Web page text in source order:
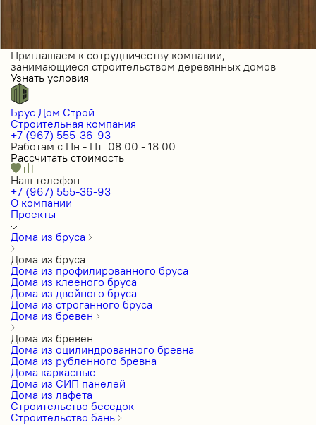
Приглашаем к сотрудничеству компании,
занимающиеся строительством деревянных домов
Узнать условия
Брус Дом Строй
Строительная компания
+7 (967) 555-36-93
Работам с Пн - Пт: 08:00 - 18:00
Рассчитать стоимость
Наш телефон
+7 (967) 555-36-93
О компании
Проекты
Дома из бруса
Дома из бруса
Дома из профилированного бруса
Дома из клееного бруса
Дома из двойного бруса
Дома из строганного бруса
Дома из бревен
Дома из бревен
Дома из оцилиндрованного бревна
Дома из рубленного бревна
Дома каркасные
Дома из СИП панелей
Дома из лафета
Строительство беседок
Строительство бань